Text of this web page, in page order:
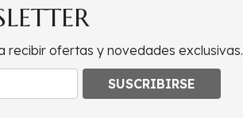
recibir ofertas y novedades exclusivas.
SUSCRIBIRSE